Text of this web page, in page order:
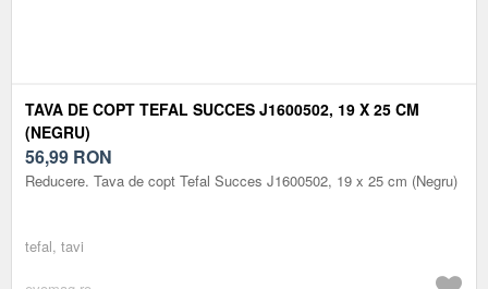
TAVA DE COPT TEFAL SUCCES J1600502, 19 X 25 CM
(NEGRU)
56,99 RON
Reducere. Tava de copt Tefal Succes J1600502, 19 x 25 cm (Negru)
tefal, tavi